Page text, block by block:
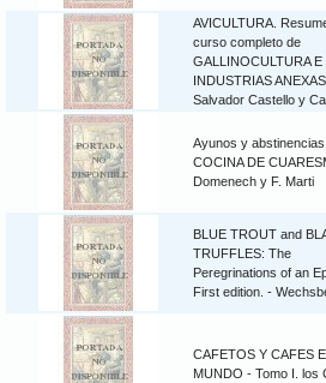
AVICULTURA.
curso completo de
GALLINOCULTURA E
INDUSTRIAS
Salvador Castello y
Ayunos y
COCINA DE
Domenech y F. Marti
BLUE TROUT and
TRUFFLES: The
Peregrinations of an
First edition. -
CAFETOS Y CAFES
MUNDO - Tomo I. los